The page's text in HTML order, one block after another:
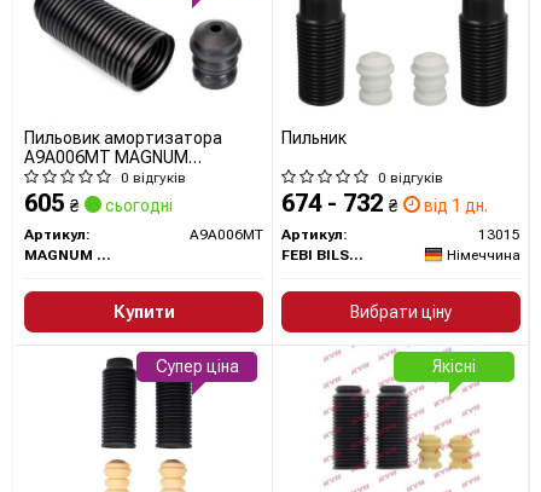
Усі запчастини SACHS →
Пильовик амортизатора
A9A006MT MAGNUM
TECHNOLOGY0 відгуків
605 ₴ сьогодні
Артикул:
A9A006MT
MAGNUM TECHNOLOGY
Купити
Пильник
0 відгуків
674 - 732 ₴ від 1 дн.
Артикул:
13015
FEBI BILSTEIN
Німеччина
Вибрати ціну
Супер ціна Якісні